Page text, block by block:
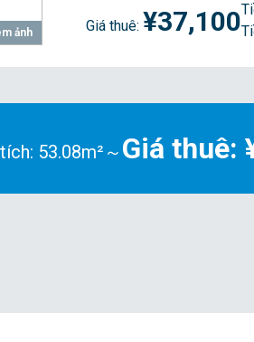
ảnh Giá thuê: ¥37,100
53.08m²～ Giá thuê: